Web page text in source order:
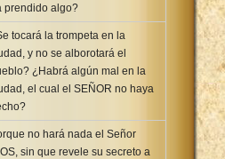
prendido algo?
tocará la trompeta en la
y no se alborotará el
¿Habrá algún mal en la
el cual el SEÑOR no haya
no hará nada el Señor
sin que revele su secreto a